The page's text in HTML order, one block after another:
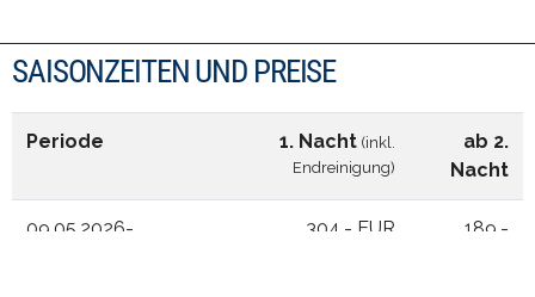
SAISONZEITEN UND PREISE